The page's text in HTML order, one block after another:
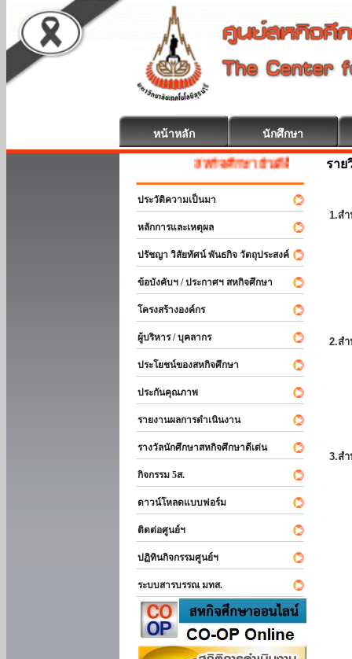
หน้าหลัก นักศึกษา
สหกิจศึกษา ยินดีต้อนรับ
ประวัติความเป็นมา
หลักการและเหตุผล
ปรัชญา วิสัยทัศน์ พันธกิจ วัตถุประสงค์
ข้อบังคับฯ / ประกาศฯ สหกิจศึกษา
โครงสร้างองค์กร
ผู้บริหาร / บุคลากร
ประโยชน์ของสหกิจศึกษา
ประกันคุณภาพ
รายงานผลการดำเนินงาน
รางวัลนักศึกษาสหกิจศึกษาดีเด่น
กิจกรรม 5ส.
ดาวน์โหลดแบบฟอร์ม
ติดต่อศูนย์ฯ
ปฏิทินกิจกรรมศูนย์ฯ
ระบบสารบรรณ มทส.
ราย
1.ส
2.ส
3.ส